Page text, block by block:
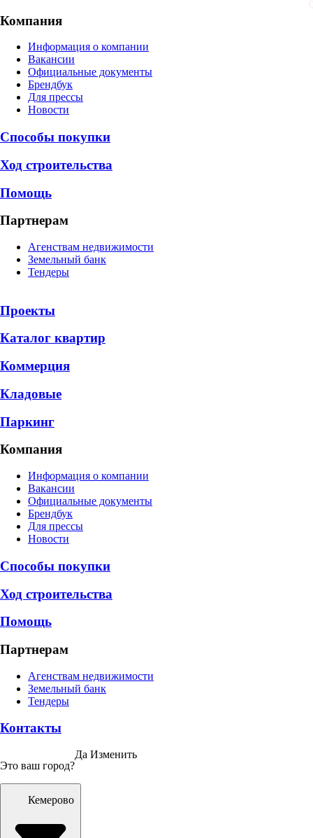
Компания
Информация о компании
Вакансии
Официальные документы
Брендбук
Для прессы
Новости
Способы покупки
Ход строительства
Помощь
Партнерам
Агенствам недвижимости
Земельный банк
Тендеры
Проекты
Каталог квартир
Коммерция
Кладовые
Паркинг
Компания
Информация о компании
Вакансии
Официальные документы
Брендбук
Для прессы
Новости
Способы покупки
Ход строительства
Помощь
Партнерам
Агенствам недвижимости
Земельный банк
Тендеры
Контакты
Это ваш город?
Да Изменить
Кемерово